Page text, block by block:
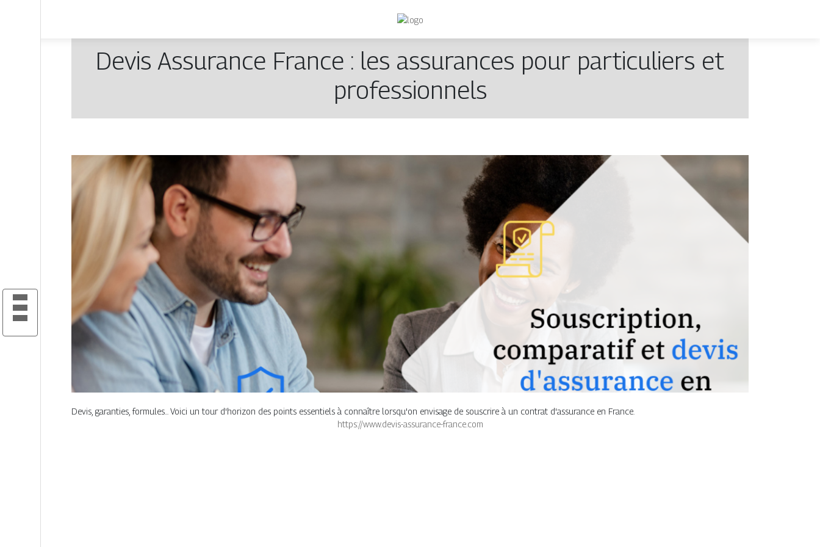
Devis Assurance France : les assurances pour particuliers et
professionnels
Devis, garanties, formules... Voici un tour d'horizon des points essentiels à connaître lorsqu'on envisage de souscrire à un contrat d'assurance en France.
https://www.devis-assurance-france.com